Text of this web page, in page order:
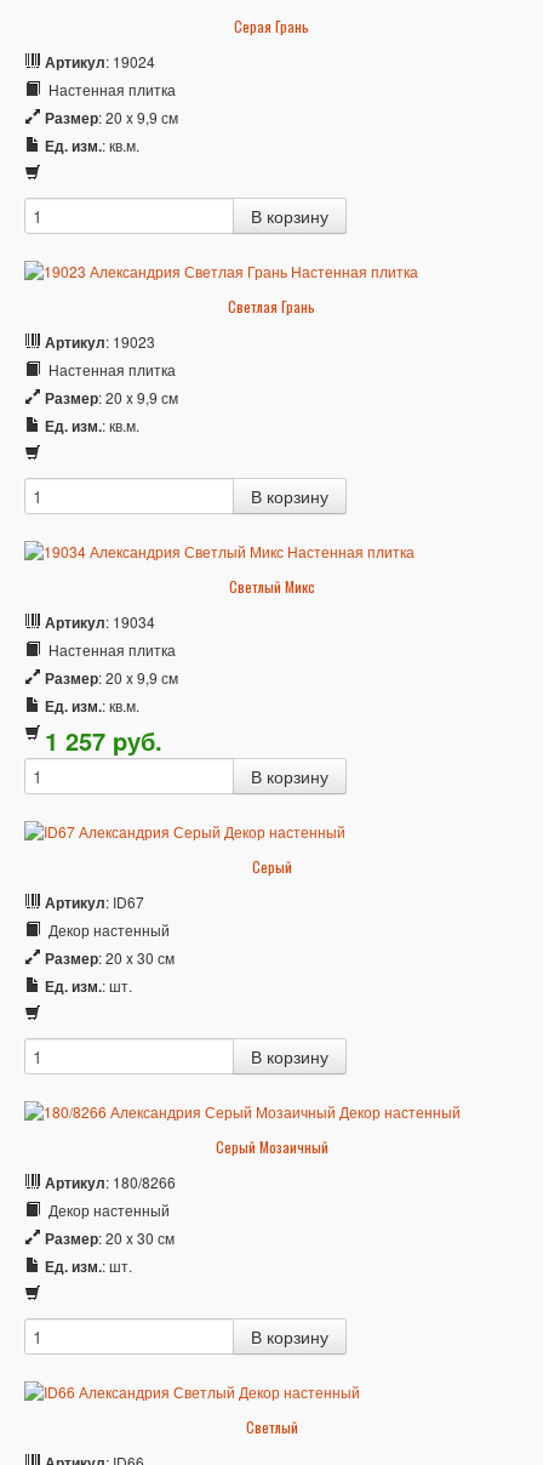
Серая Грань
Артикул: 19024
Настенная плитка
Размер: 20 x 9,9 см
Ед. изм.: кв.м.
Светлая Грань
Артикул: 19023
Настенная плитка
Размер: 20 x 9,9 см
Ед. изм.: кв.м.
Светлый Микс
Артикул: 19034
Настенная плитка
Размер: 20 x 9,9 см
Ед. изм.: кв.м.
1 257 pуб.
Серый
Артикул: ID67
Декор настенный
Размер: 20 x 30 см
Ед. изм.: шт.
Серый Мозаичный
Артикул: 180/8266
Декор настенный
Размер: 20 x 30 см
Ед. изм.: шт.
Светлый